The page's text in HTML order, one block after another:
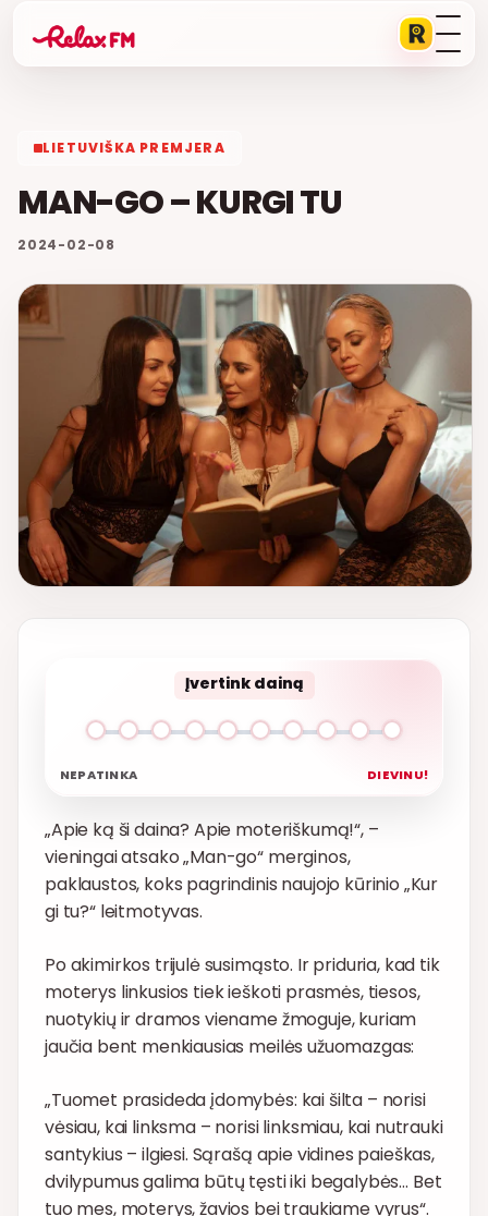
LIETUVIŠKA PREMJERA
MAN-GO – KURGI TU
2024-02-08
Įvertink dainą
NEPATINKA DIEVINU!
„Apie ką ši daina? Apie moteriškumą!“, –
vieningai atsako „Man-go“ merginos,
paklaustos, koks pagrindinis naujojo kūrinio „Kur
gi tu?“ leitmotyvas.
Po akimirkos trijulė susimąsto. Ir priduria, kad tik
moterys linkusios tiek ieškoti prasmės, tiesos,
nuotykių ir dramos viename žmoguje, kuriam
jaučia bent menkiausias meilės užuomazgas:
„Tuomet prasideda įdomybės: kai šilta – norisi
vėsiau, kai linksma – norisi linksmiau, kai nutrauki
santykius – ilgiesi. Sąrašą apie vidines paieškas,
dvilypumus galima būtų tęsti iki begalybės… Bet
tuo mes, moterys, žavios bei traukiame vyrus“.